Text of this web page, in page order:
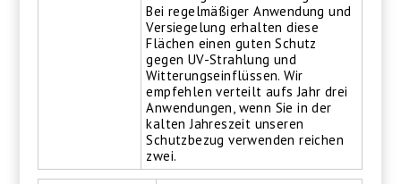
Bei regelmäßiger Anwendung und
Versiegelung erhalten diese
Flächen einen guten Schutz
gegen UV-Strahlung und
Witterungseinflüssen. Wir
empfehlen verteilt aufs Jahr drei
Anwendungen, wenn Sie in der
kalten Jahreszeit unseren
Schutzbezug verwenden reichen
zwei.